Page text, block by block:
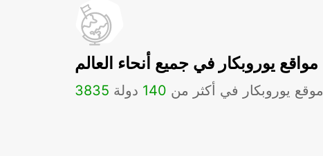
مواقع يوروبكار في جميع أنحاء العالم
3835 موقع يوروبكار في أكثر من 140 دولة